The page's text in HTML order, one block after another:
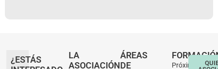
¿ESTÁS
LA
ASOCIACIÓN
ÁREAS
DE
Próximos